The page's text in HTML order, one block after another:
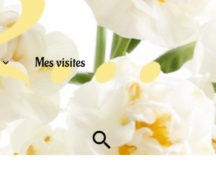
Mes visites